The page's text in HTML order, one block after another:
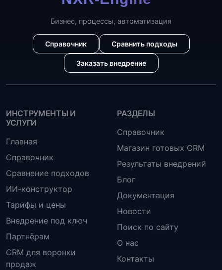
Бизнес, процессы, автоматизация
Справочник Сравнить подходы
Заказать внедрение
ИНСТРУМЕНТЫ И
УСЛУГИ
Главная
Справочник
Сравнение подходов
ИИ-конструктор
Тарифы и цены
Внедрение под ключ
Партнёрам
CRM для воронки
продаж
РАЗДЕЛЫ
Справочник
Магазин готовых CRM
Результаты внедрений
Блог
Документация
Новости
Поиск по сайту
О нас
Контакты